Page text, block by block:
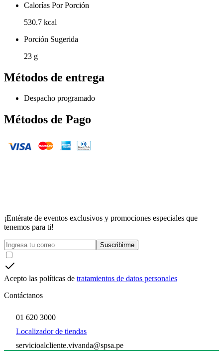
Calorías Por Porción
530.7 kcal
Porción Sugerida
23 g
Métodos de entrega
Despacho programado
Métodos de Pago
¡Entérate de eventos exclusivos y promociones especiales que
tenemos para ti!
Suscribirme
Acepto las políticas de tratamientos de datos personales
Contáctanos
01 620 3000
Localizador de tiendas
servicioalcliente.vivanda@spsa.pe